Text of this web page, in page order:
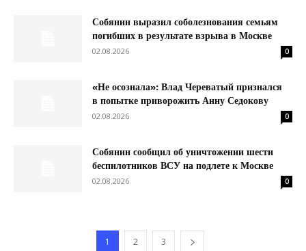
Собянин выразил соболезнования семьям
погибших в результате взрыва в Москве
02.08.2026 0
«Не осознала»: Влад Череватый признался
в попытке приворожить Анну Седокову
02.08.2026 0
Собянин сообщил об уничтожении шести
беспилотников ВСУ на подлете к Москве
02.08.2026 0
1 2 3